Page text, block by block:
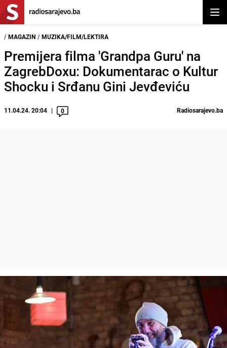
/ MAGAZIN / MUZIKA/FILM/LEKTIRA
Premijera filma 'Grandpa Guru' na
ZagrebDoxu: Dokumentarac o Kultur
Shocku i Srđanu Gini Jevđeviću
11.04.24. 20:04 0 Radiosarajevo.ba